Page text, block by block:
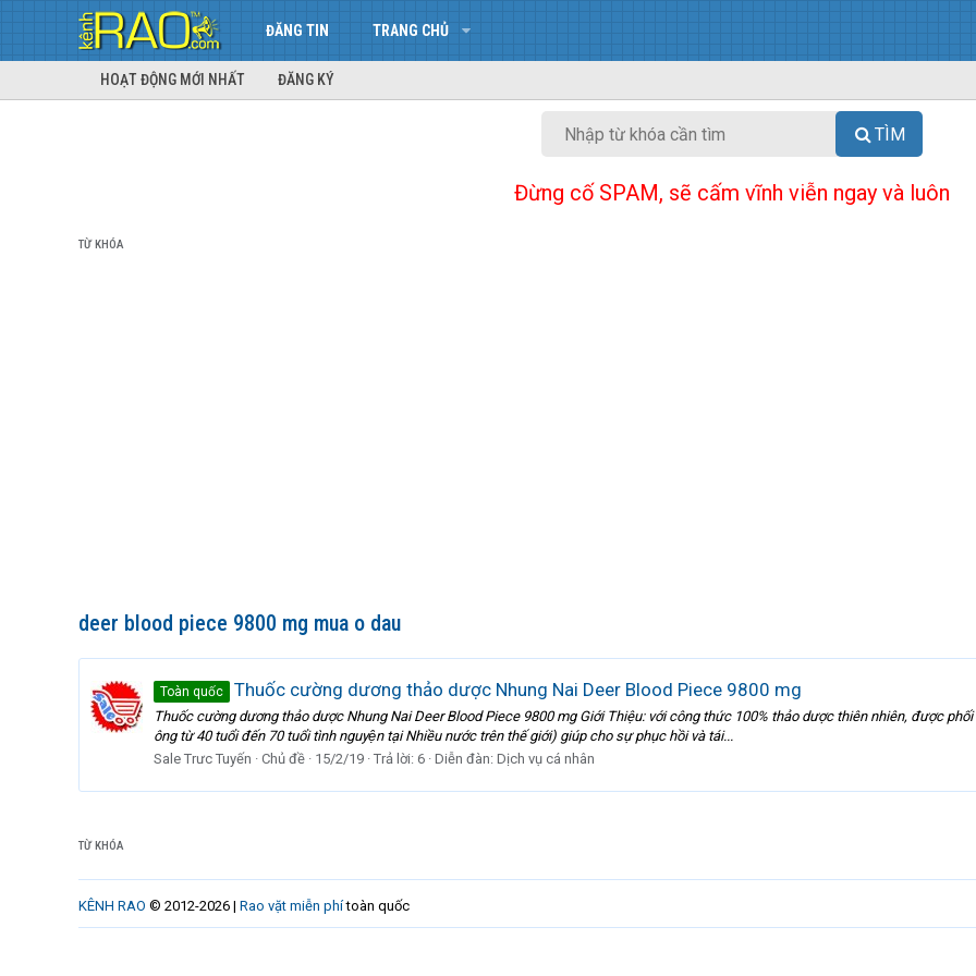
ĐĂNG TIN TRANG CHỦ
HOẠT ĐỘNG MỚI NHẤT ĐĂNG KÝ
TÌM
Đừng cố SPAM, sẽ cấm vĩnh viễn ngay và luôn
TỪ KHÓA
deer blood piece 9800 mg mua o dau
Toàn quốc Thuốc cường dương thảo dược Nhung Nai Deer Blood Piece 9800 mg
Thuốc cường dương thảo dược Nhung Nai Deer Blood Piece 9800 mg Giới Thiệu: với công thức 100% thảo dược thiên nhiên, được
ông từ 40 tuổi đến 70 tuổi tình nguyện tại Nhiều nước trên thế giới) giúp cho sự phục hồi và tái...
Sale Trưc Tuyến
Chủ đề 15/2/19 Trả lời: 6 Diễn đàn: Dịch vụ cá nhân
TỪ KHÓA
KÊNH RAO © 2012-2026 | Rao vặt miễn phítoàn quốc